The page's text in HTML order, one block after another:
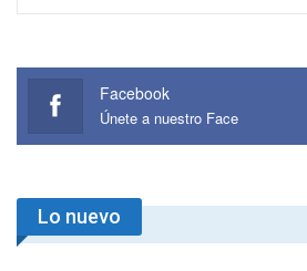
Facebook
Únete a nuestro Face
Lo nuevo